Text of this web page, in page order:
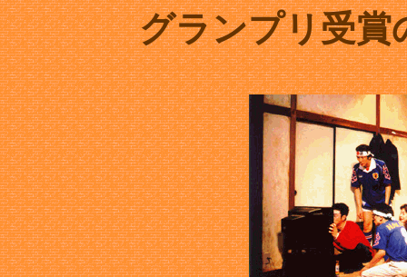
グランプリ受賞